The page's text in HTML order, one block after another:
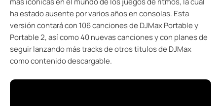
ha estado ausente por varios años en consolas. Esta
versión contará con 106 canciones de DJMax Portable y
Portable 2, así como 40 nuevas canciones y con planes de
seguir lanzando más tracks de otros titulos de DJMax
como contenido descargable.